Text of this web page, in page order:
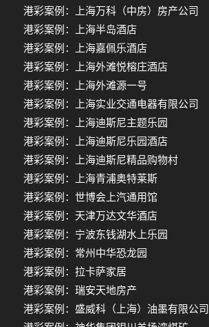
港彩案例：上海万科（中房）房产公司
港彩案例：上海半岛酒店
港彩案例：上海嘉佩乐酒店
港彩案例：上海外滩悦榕庄酒店
港彩案例：上海外滩源一号
港彩案例：上海实业交通电器有限公司
港彩案例：上海迪斯尼主题乐园
港彩案例：上海迪斯尼乐园酒店
港彩案例：上海迪斯尼精品购物村
港彩案例：上海青浦奥特莱斯
港彩案例：世博会上汽通用馆
港彩案例：天津万达文华酒店
港彩案例：宁波东钱湖水上乐园
港彩案例：常州中华恐龙园
港彩案例：拉卡萨家居
港彩案例：瑞安天地房产
港彩案例：盛威科（上海）油墨有限公司